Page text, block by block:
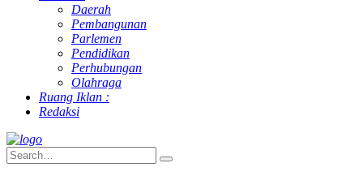
Daerah
Pembangunan
Parlemen
Pendidikan
Perhubungan
Olahraga
Ruang Iklan :
Redaksi